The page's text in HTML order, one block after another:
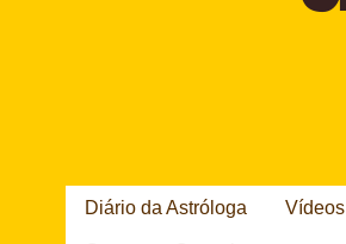
Diário da Astróloga Vídeos